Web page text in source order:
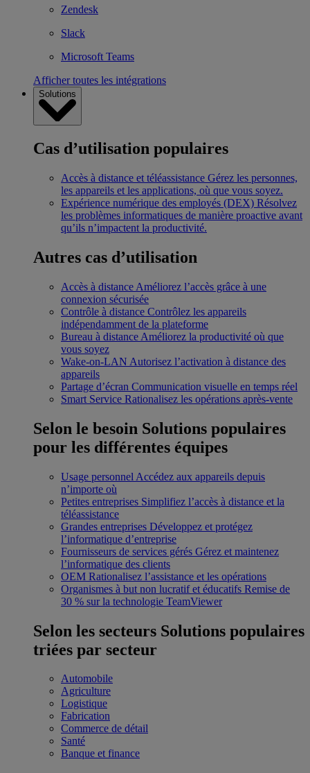
Zendesk
Slack
Microsoft Teams
Afficher toutes les intégrations
Solutions
Cas d’utilisation populaires
Accès à distance et téléassistance Gérez les personnes,
les appareils et les applications, où que vous soyez.
Expérience numérique des employés (DEX) Résolvez
les problèmes informatiques de manière proactive avant
qu’ils n’impactent la productivité.
Autres cas d’utilisation
Accès à distance Améliorez l’accès grâce à une
connexion sécurisée
Contrôle à distance Contrôlez les appareils
indépendamment de la plateforme
Bureau à distance Améliorez la productivité où que
vous soyez
Wake-on-LAN Autorisez l’activation à distance des
appareils
Partage d’écran Communication visuelle en temps réel
Smart Service Rationalisez les opérations après-vente
Selon le besoin Solutions populaires
pour les différentes équipes
Usage personnel Accédez aux appareils depuis
n’importe où
Petites entreprises Simplifiez l’accès à distance et la
téléassistance
Grandes entreprises Développez et protégez
l’informatique d’entreprise
Fournisseurs de services gérés Gérez et maintenez
l’informatique des clients
OEM Rationalisez l’assistance et les opérations
Organismes à but non lucratif et éducatifs Remise de
30 % sur la technologie TeamViewer
Selon les secteurs Solutions populaires
triées par secteur
Automobile
Agriculture
Logistique
Fabrication
Commerce de détail
Santé
Banque et finance